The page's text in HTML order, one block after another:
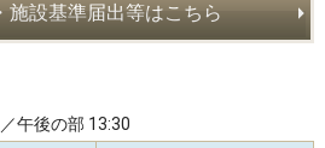
施設基準届出等はこちら
午後の部 13:30